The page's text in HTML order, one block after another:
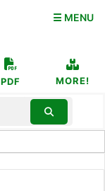
☰ MENU
PDF MORE!